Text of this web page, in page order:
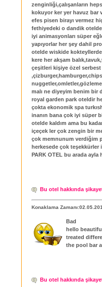
zenginliği,çalışanların
kokuyor ker yer havuz bar
efes pisen birayı vermez
fethiyedeki o dandik
iyi animasyonları süper
yapıyorlar her şey dahil
otelde wiskide
kere her akşam
çeşitleri kişiye özel
malı ne diyeyim benim bir
royal garden park oteldir
çokta ekonomik spa
inanın bana çok iyi süper
otelde kaldım ama bu
içeçek ler çok zengin bir
çok memnunum verdiğim
herkesede çok teşekkürler
PARK OTEL bu arada ayla
Bu otel hakkında
Konaklama
Bad
hello
treated
the pool bar
Bu otel hakkında